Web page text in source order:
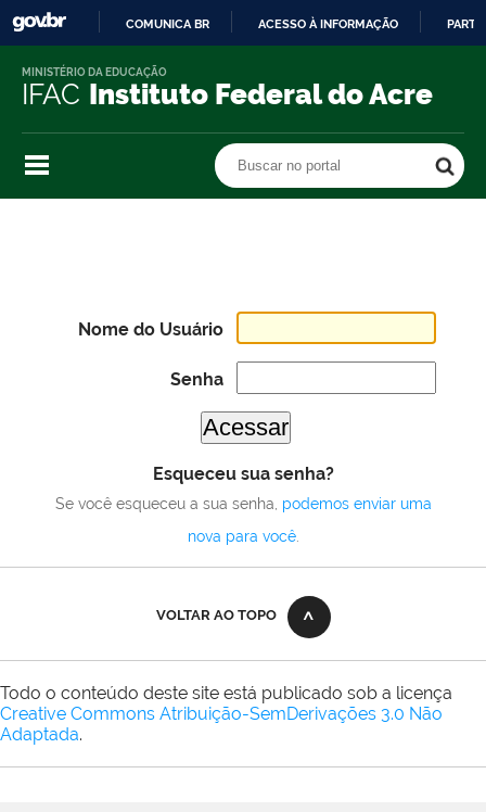
O
COMUNICA BR ACESSO À INFORMAÇÃO
IFAC Instituto Federal do Acre
MINISTÉRIO DA EDUCAÇÃO
Buscar no portal
Nome do Usuário
Senha
Esqueceu sua senha?
Se você esqueceu a sua senha, podemos enviar uma
nova para você.
VOLTAR AO TOPO
Todo o conteúdo deste site está publicado sob a licença
Creative Commons Atribuição-SemDerivações 3.0 Não
Adaptada.